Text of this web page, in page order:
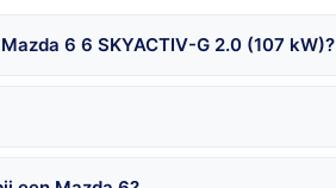
6 6 SKYACTIV-G 2.0 (107 kW)?